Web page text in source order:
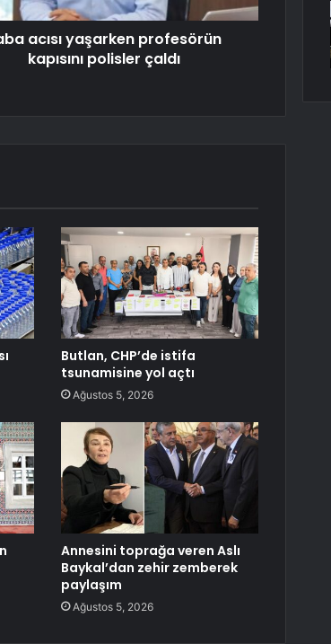
acısı yaşarken profesörün
kapısını polisler çaldı
Butlan, CHP’de istifa
tsunamisine yol açtı
Ağustos 5, 2026
Annesini toprağa veren Aslı
Baykal’dan zehir zemberek
paylaşım
Ağustos 5, 2026